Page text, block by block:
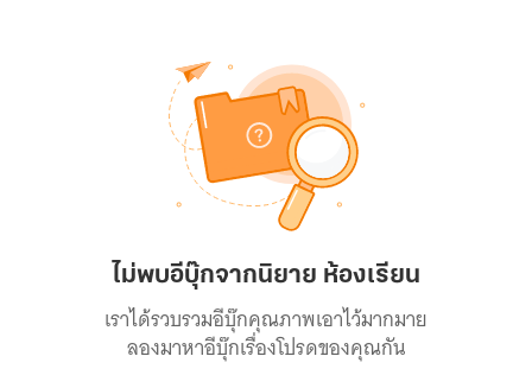
ไม่พบอีบุ๊กจากนิยาย ห้องเรียน
เราได้รวบรวมอีบุ๊กคุณภาพเอาไว้มากมาย
ลองมาหาอีบุ๊กเรื่องโปรดของคุณกัน